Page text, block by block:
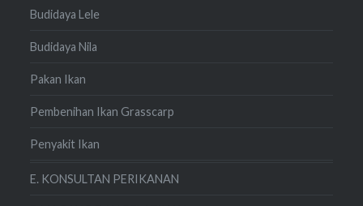
Budidaya Lele
Budidaya Nila
Pakan Ikan
Pembenihan Ikan Grasscarp
Penyakit Ikan
E. KONSULTAN PERIKANAN